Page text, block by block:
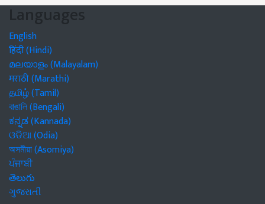
Languages
English
हिंदी (Hindi)
മലയാളം (Malayalam)
मराठी (Marathi)
தமிழ் (Tamil)
বাঙালি (Bengali)
ಕನ್ನಡ (Kannada)
ଓଡିଆ (Odia)
অসমীয়া (Asomiya)
ਪੰਜਾਬੀ
తెలుగు
ગુજરાતી